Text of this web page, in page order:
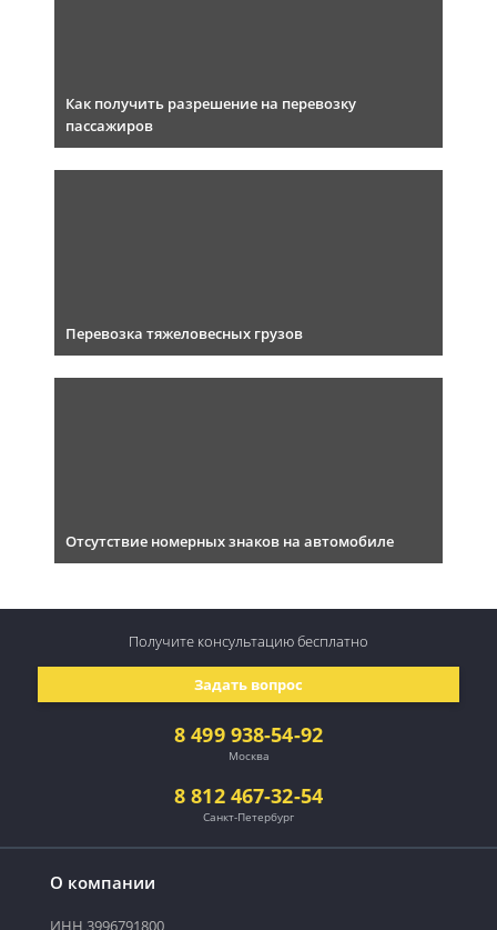
Как получить разрешение на перевозку
пассажиров
Перевозка тяжеловесных грузов
Отсутствие номерных знаков на автомобиле
О компании
ИНН 3996791800
8 499 938-54-92
Москва
8 812 467-32-54
Санкт-Петербург
Задать вопрос
Получите консультациюбесплатно